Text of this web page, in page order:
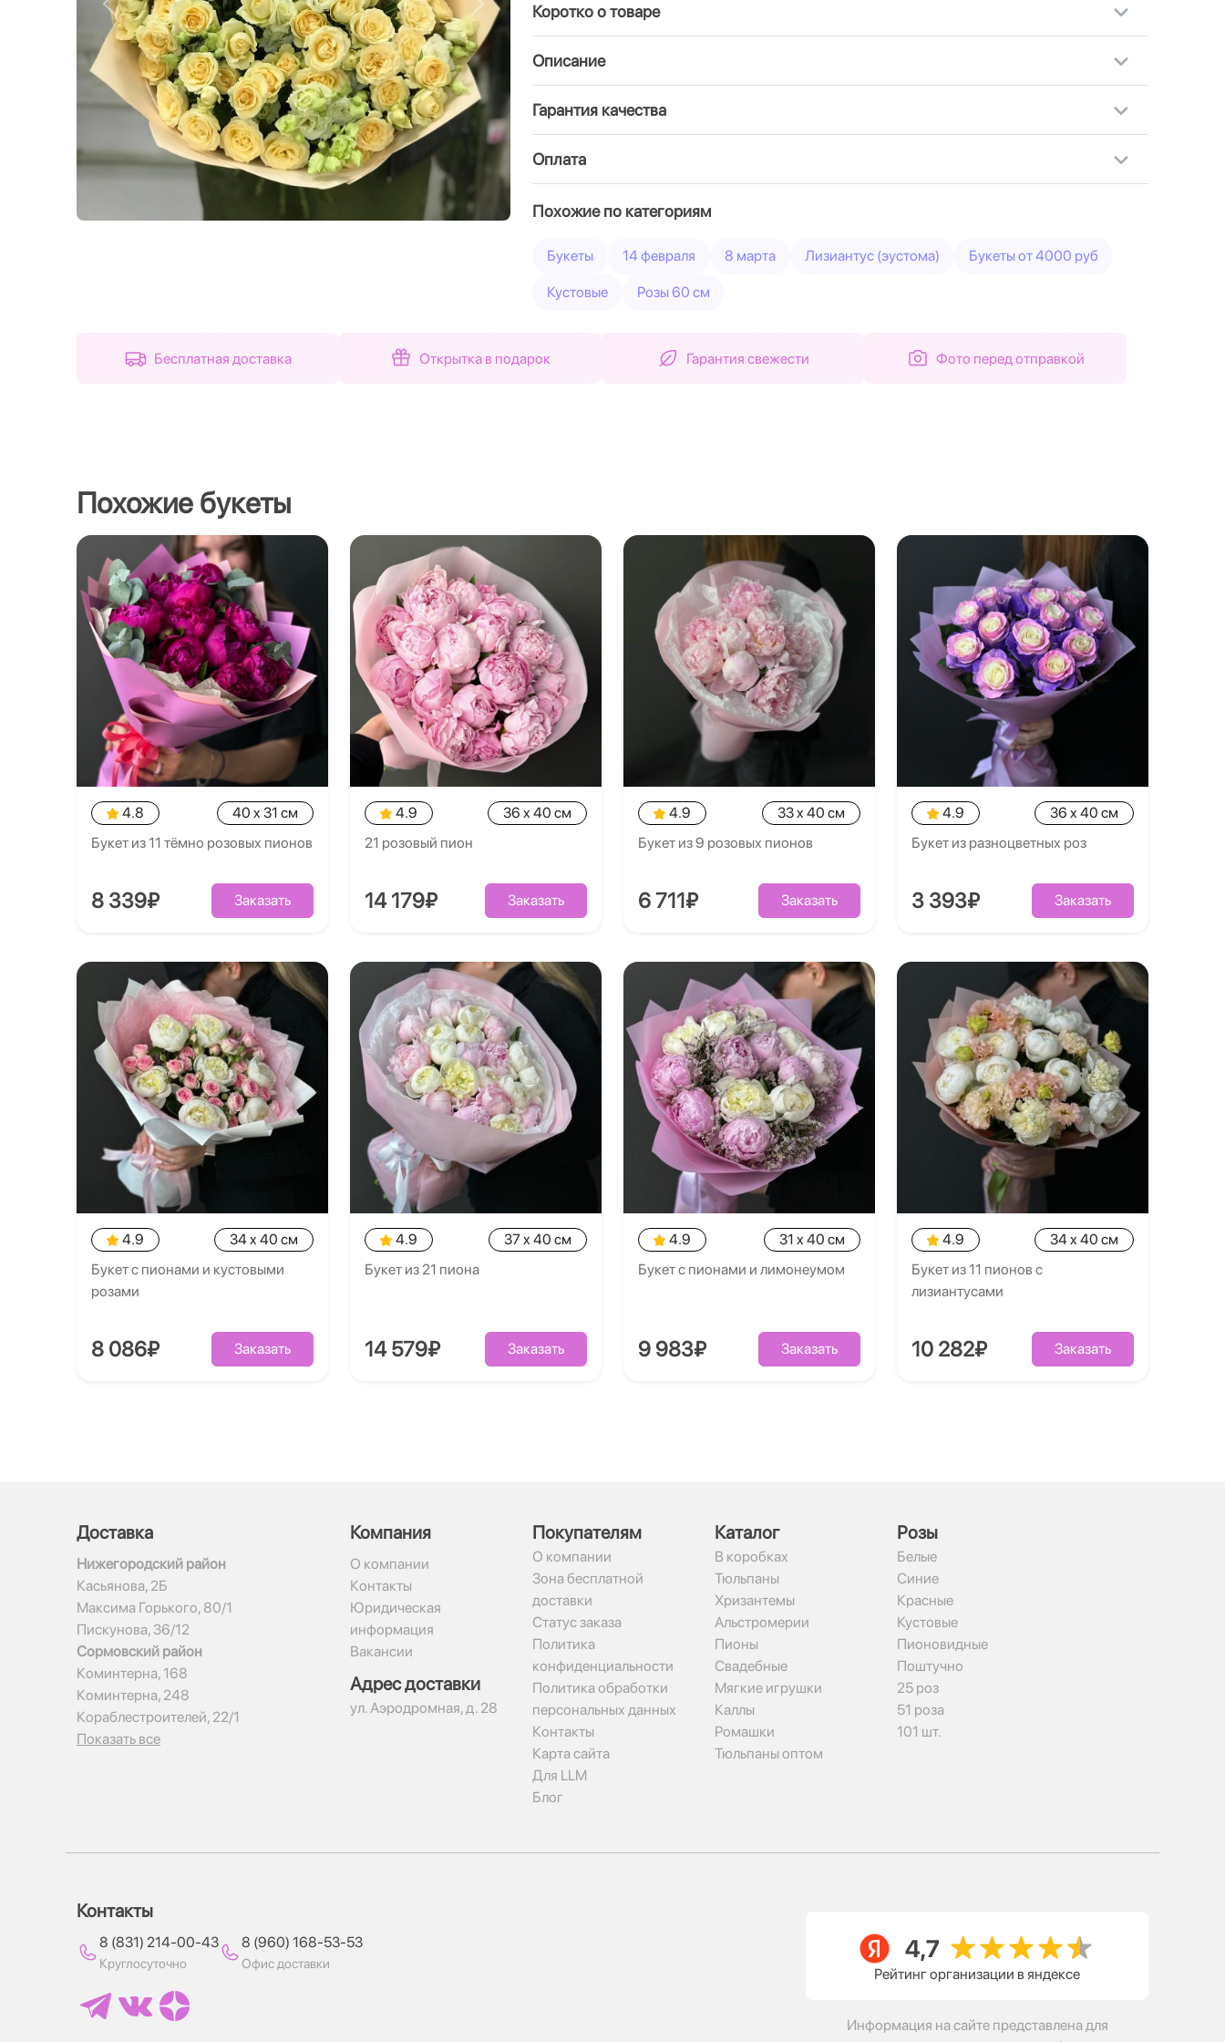
Назад Вперед Коротко о товаре
Описание
Гарантия качества
Оплата
Похожие по категориям
Букеты 14 февраля 8 марта Лизиантус (эустома) Букеты от 4000 руб
Кустовые Розы 60 см
Бесплатная доставка Открытка в подарок Гарантия свежести Фото перед отправкой
Похожие букеты
4.8
40 x 31 см
Букет из 11 тёмно розовых пионов
8 339₽ Заказать
4.9
36 x 40 см
21 розовый пион
14 179₽ Заказать
4.9
33 x 40 см
Букет из 9 розовых пионов
6 711₽ Заказать
4.9
36 x 40 см
Букет из разноцветных роз
3 393₽ Заказать
4.9
34 x 40 см
Букет с пионами и кустовыми
розами
8 086₽ Заказать
4.9
37 x 40 см
Букет из 21 пиона
14 579₽ Заказать
4.9
31 x 40 см
Букет с пионами и лимонеумом
9 983₽ Заказать
4.9
34 x 40 см
Букет из 11 пионов с
лизиантусами
10 282₽ Заказать
Доставка
Нижегородский район
Касьянова, 2Б
Максима Горького, 80/1
Пискунова, 36/12
Сормовский район
Коминтерна, 168
Коминтерна, 248
Кораблестроителей, 22/1
Показать все
Компания
О компании
Контакты
Юридическая
информация
Вакансии
Адрес доставки
ул. Аэродромная, д. 28
Покупателям
О компании
Зона бесплатной
доставки
Статус заказа
Политика
конфиденциальности
Политика обработки
персональных данных
Контакты
Карта сайта
Для LLM
Блог
Каталог
В коробках
Тюльпаны
Хризантемы
Альстромерии
Пионы
Свадебные
Мягкие игрушки
Каллы
Ромашки
Тюльпаны оптом
Рoзы
Белые
Синие
Красные
Кустовые
Пионовидные
Поштучно
25 роз
51 роза
101 шт.
Контакты
8 (831) 214-00-43
Круглосуточно
8 (960) 168-53-53
Офис доставки
Рейтинг организации в яндексе
Информация на сайте представлена для